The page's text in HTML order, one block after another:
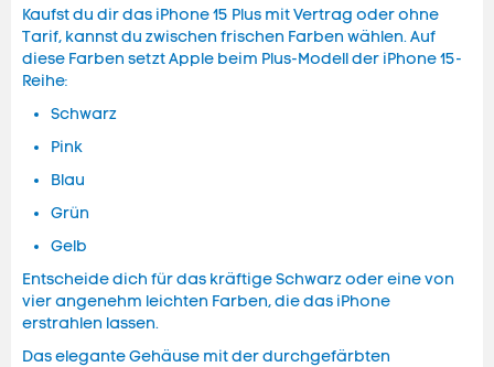
Kaufst du dir das iPhone 15 Plus mit Vertrag oder ohne
Tarif, kannst du zwischen frischen Farben wählen. Auf
diese Farben setzt Apple beim Plus-Modell der iPhone 15-
Reihe:
Schwarz
Pink
Blau
Grün
Gelb
Entscheide dich für das kräftige Schwarz oder eine von
vier angenehm leichten Farben, die das iPhone
erstrahlen lassen.
Das elegante Gehäuse mit der durchgefärbten